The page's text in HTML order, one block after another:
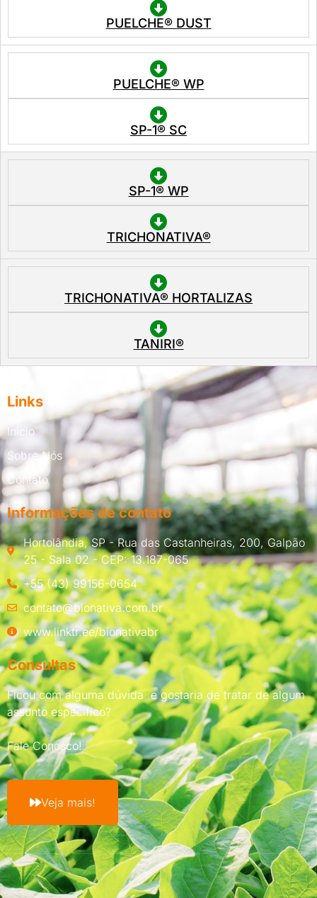
PUELCHE® DUST
PUELCHE® WP
SP-1® SC
SP-1® WP
TRICHONATIVA®
TRICHONATIVA® HORTALIZAS
TANIRI®
Links
Início
Sobre Nós
Contato
Informações de contato
Hortolândia, SP - Rua das Castanheiras, 200, Galpão
25 - Sala 02 - CEP: 13.187-065
+55 (43) 99156-0654
contato@bionativa.com.br
www.linktr.ee/bionativabr
Consultas
Ficou com alguma dúvida e gostaria de tratar de algum
assunto específico?
Fale Conosco!
Veja mais!